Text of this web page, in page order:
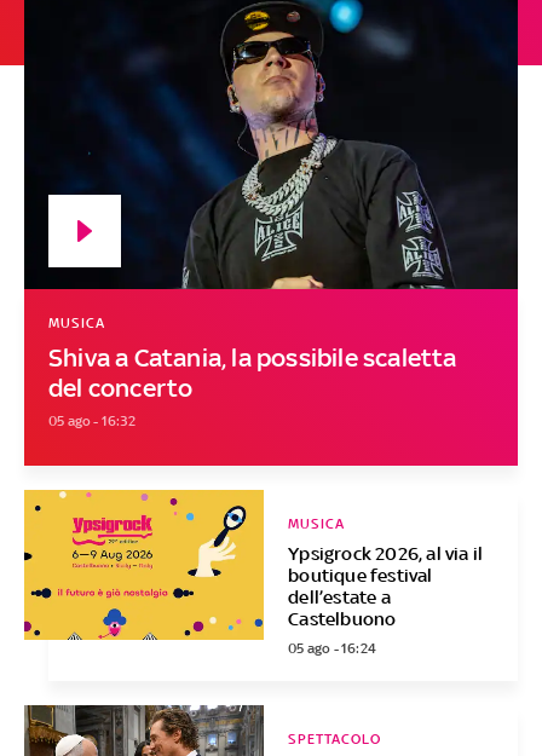
Shiva a Catania, la possibile scaletta
del concerto
MUSICA
05 ago - 16:32
Ypsigrock 2026, al via il
boutique festival
dell’estate a
Castelbuono
MUSICA
05 ago - 16:24
SPETTACOLO